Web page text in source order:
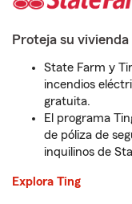
Proteja su
State Farm y
incendios
gratuita.
El programa
de póliza de
inquilinos de
Explora Ting